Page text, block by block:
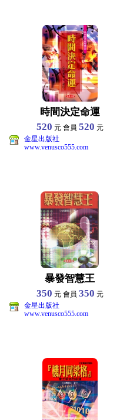
時間決定命運
520 元 會員 520 元
金星出版社
www.venusco555.com
暴發智慧王
350 元 會員 350 元
金星出版社
www.venusco555.com